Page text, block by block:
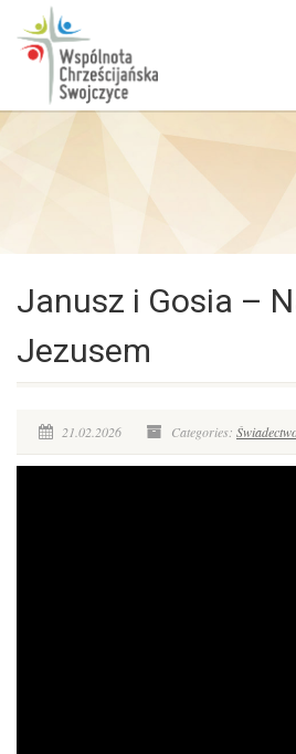
Janusz i Gosia –
Jezusem
21.02.2026 Categories: